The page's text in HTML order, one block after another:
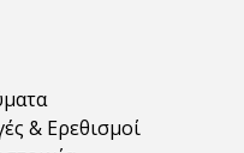
& Ερεθισμοί